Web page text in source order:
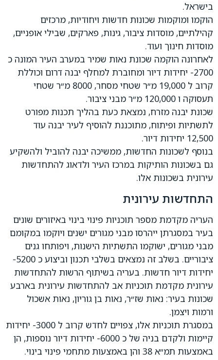
בישראל.
הוקמו ומוקמות שכונות חדשות ויחודיות, מרכזים
קהילתיים, מוסדות ציבור, גינות, פארקים, שבילי אופניים,
מוסדות חינוך ועוד.
לאחרונה הוקמה שכונת נאות שמיר במערב העיר המונה כ
2700- יחידות דיור ומחוברת למחלף יבנה דרום וכוללת
קרוב ל 19,000 מ״ר שטחי מסחר, 8000 מ״ר שטחי
תעסוקה ו 120,000 מ״ר מבני ציבור.
שכונת יבנה מזרח, נמצאת כעת בהליך תכנות מפורט
לתשתיות ופיתוח, מתוכננת להוסיף לעיר יבנה עוד
12,500 יחידות דיור.
בנוסף לשכונות החדשות, ממשיכה יבנה להוביל ולהשקיע
גם בשכונות הותיקות במרכז העיר ולדאוג להתחדשות
עירונית בשכונות אלו.
התחדשות עירונית
העריה מקדמת מספר תוכניות פינוי בינוי באיזורים שונים
בעיר במסגרתן ייהרסו מבני מגורים ישנים ויוקמו במקומם
מבני מגורים, ישוקמו התשתיות הישנות, ויפותחו גנים
ציבוריים. בשלב זה נמצאים בשלבי תכנון וביצוע כ 5200-
יחידות דיור חדשות. בעריה בשיתוף הרשות להתחדשות
עירונית מקדמת תוכניות אב להתחדשות עירונית בארבע
שכונות בעיר: נאות שז״ר, נאות בן גוריון, נאות אשכול
ורמות ויצמן.
במסגרת תוכניות אלו, צפויים לחדש קרוב ל 3000- יחידות
קיימות ולקדם בניה של כ 6000- יחידות דיור נוספות, הן
באמצעות תמ״א 38 והן באמצעות מתחמי פינוי בינוי.